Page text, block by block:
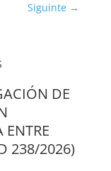
Siguinte →
DE
ENTRE
238/2026)